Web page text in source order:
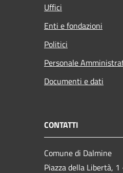
Uffici
Enti e fondazioni
Politici
Personale
Documenti e dati
CONTATTI
Comune di Dalmine
Piazza della Libertà,